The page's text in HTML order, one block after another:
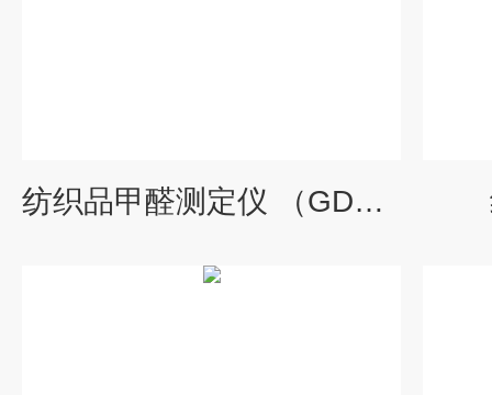
纺织品甲醛测定仪 （GDYQ-201SY）